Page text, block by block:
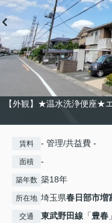
【外観】★温水洗浄便座★
賃料 - 管理/共益費 -
面積 -
築年数 築18年
所在地 埼玉県春日部市増
交通 東武野田線 「豊春